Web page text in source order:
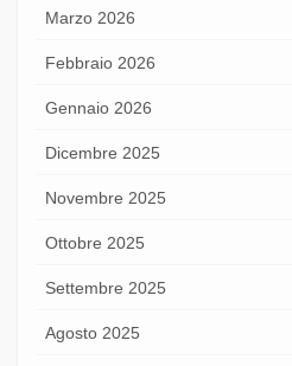
Marzo 2026
Febbraio 2026
Gennaio 2026
Dicembre 2025
Novembre 2025
Ottobre 2025
Settembre 2025
Agosto 2025